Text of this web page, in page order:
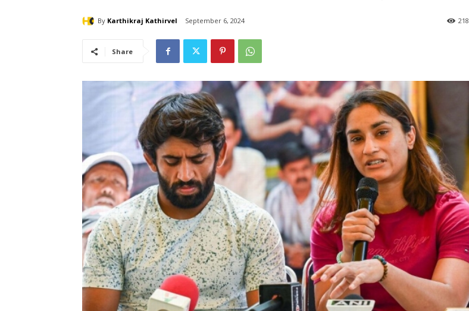
By Karthikraj Kathirvel September 6, 2024 218
Share